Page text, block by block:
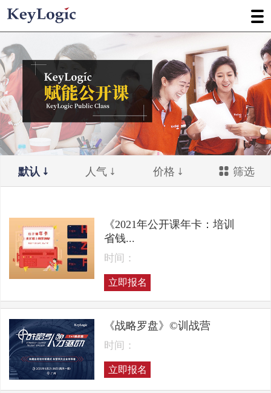
默认 人气 价格 筛选
《2021年公开课年卡：培训
省钱...
时间：
立即报名
《战略罗盘》©训战营
时间：
立即报名